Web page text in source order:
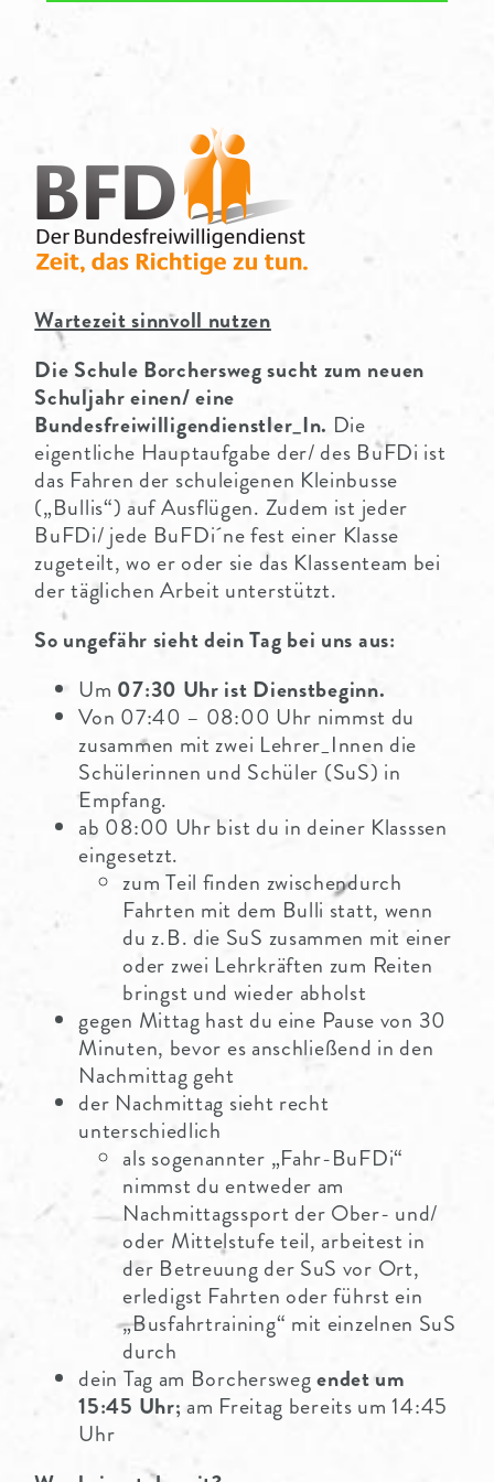
Wartezeit sinnvoll nutzen
Die Schule Borchersweg sucht zum neuen
Schuljahr einen/ eine
Bundesfreiwilligendienstler_In. Die
eigentliche Hauptaufgabe der/ des BuFDi ist
das Fahren der schuleigenen Kleinbusse
(„Bullis“) auf Ausflügen. Zudem ist jeder
BuFDi/ jede BuFDi´ne fest einer Klasse
zugeteilt, wo er oder sie das Klassenteam bei
der täglichen Arbeit unterstützt.
So ungefähr sieht dein Tag bei uns aus:
Um 07:30 Uhr ist Dienstbeginn.
Von 07:40 – 08:00 Uhr nimmst du
zusammen mit zwei Lehrer_Innen die
Schülerinnen und Schüler (SuS) in
Empfang.
ab 08:00 Uhr bist du in deiner Klasssen
eingesetzt.
zum Teil finden zwischendurch
Fahrten mit dem Bulli statt, wenn
du z.B. die SuS zusammen mit einer
oder zwei Lehrkräften zum Reiten
bringst und wieder abholst
gegen Mittag hast du eine Pause von 30
Minuten, bevor es anschließend in den
Nachmittag geht
der Nachmittag sieht recht
unterschiedlich
als sogenannter „Fahr-BuFDi“
nimmst du entweder am
Nachmittagssport der Ober- und/
oder Mittelstufe teil, arbeitest in
der Betreuung der SuS vor Ort,
erledigst Fahrten oder führst ein
„Busfahrtraining“ mit einzelnen SuS
durch
dein Tag am Borcherswegendet um
15:45 Uhr;am Freitag bereits um 14:45
Uhr